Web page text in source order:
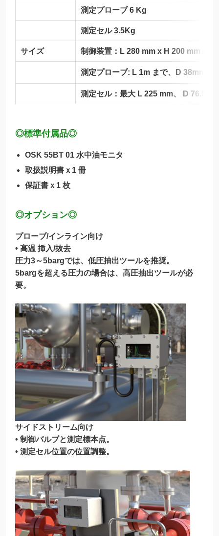
測定プローブ 6 Kg
測定セル 3.5Kg
サイズ 制御装置：L 280 mm x H 200 mm x D
測定プローブ: L 1m まで、D 38mm（
測定セル：最大 L 225 mm、 D 76.5mm
◎標準付属品◎
OSK 55BT 01 水中油モニタ
取扱説明書ｘ1 冊
保証書ｘ1 枚
◎オプション◎
プローブ/インライン向け
• 高温 挿入/抜去
圧力3～5bargでは、低圧抽出ツールを推奨。
5bargを超える圧力の場合は、高圧抽出ツールが必
要。
サイドストリーム向け
• 制御バルブと測定標本点。
• 測定セル位置の位置調整。